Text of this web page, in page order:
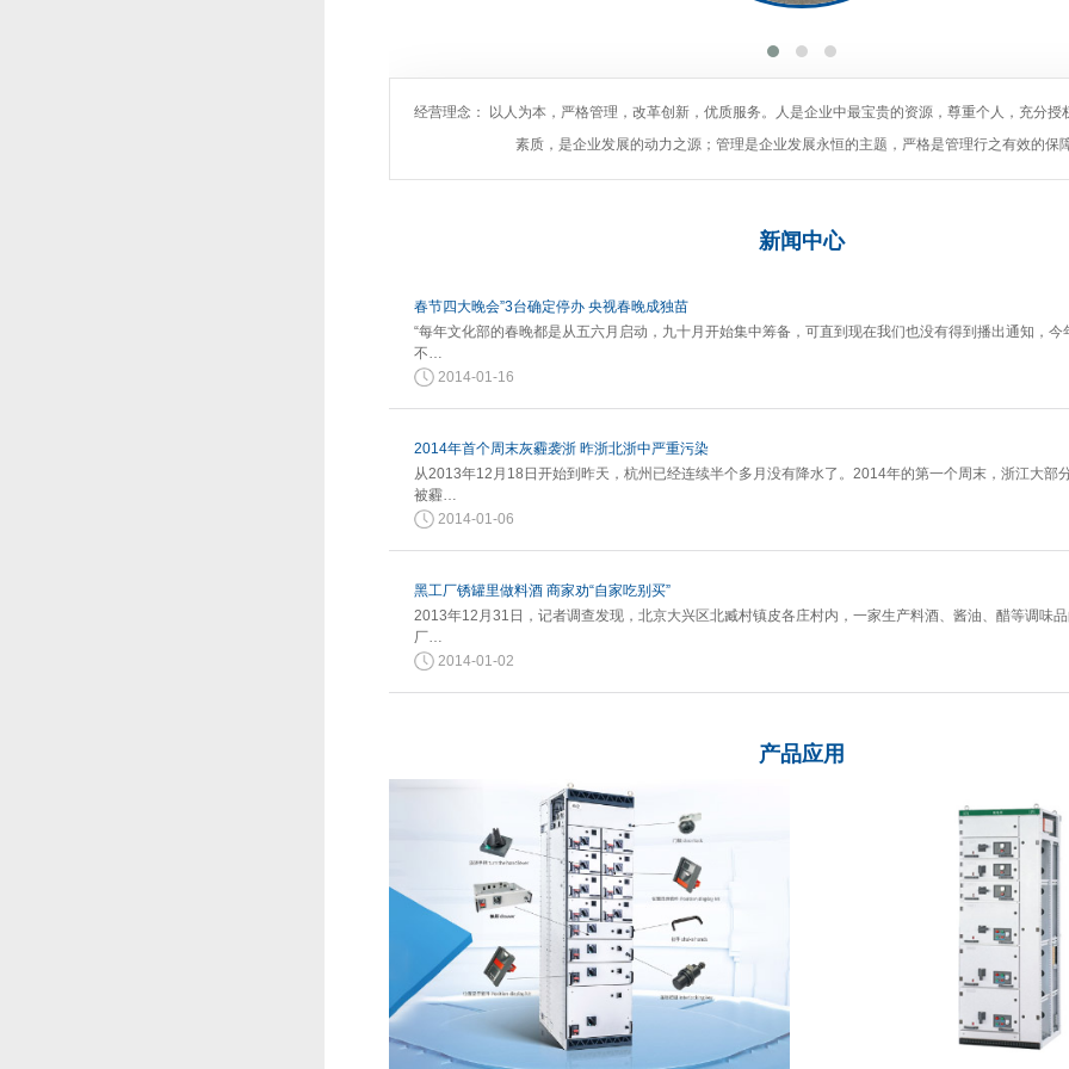
经营理念： 以人为本，严格管理，改革创新，优质服务。人是企业中最宝贵的资源，尊重个人，充分授
素质，是企业发展的动力之源；管理是企业发展永恒的主题，严格是管理行之有效的保
新闻 中心
春节四大晚会”3台确定停办 央视春晚成独苗
“每年文化部的春晚都是从五六月启动，九十月开始集中筹备，可直到现在我们也没有得到播出通知，今
不…
2014-01-16
2014年首个周末灰霾袭浙 昨浙北浙中严重污染
从2013年12月18日开始到昨天，杭州已经连续半个多月没有降水了。2014年的第一个周末，浙江大部
被霾…
2014-01-06
黑工厂锈罐里做料酒 商家劝“自家吃别买”
2013年12月31日，记者调查发现，北京大兴区北臧村镇皮各庄村内，一家生产料酒、酱油、醋等调味品
厂…
2014-01-02
产品应用